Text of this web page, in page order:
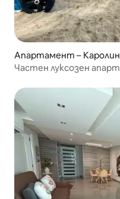
Апартамент –
Частен луксозен